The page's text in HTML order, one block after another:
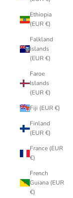
Ethiopia
(EUR €)
Falkland
Islands
(EUR €)
Faroe
Islands
(EUR €)
Fiji (EUR €)
Finland
(EUR €)
France (EUR
€)
French
Guiana (EUR
€)